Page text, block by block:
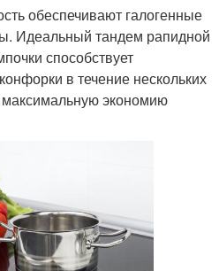
обеспечивают галогенные
Идеальный тандем рапидной
способствует
в течение нескольких
максимальную экономию